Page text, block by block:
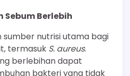
Berlebih
sumber nutrisi utama bagi
termasuk S. aureus.
berlebihan dapat
bakteri yang tidak